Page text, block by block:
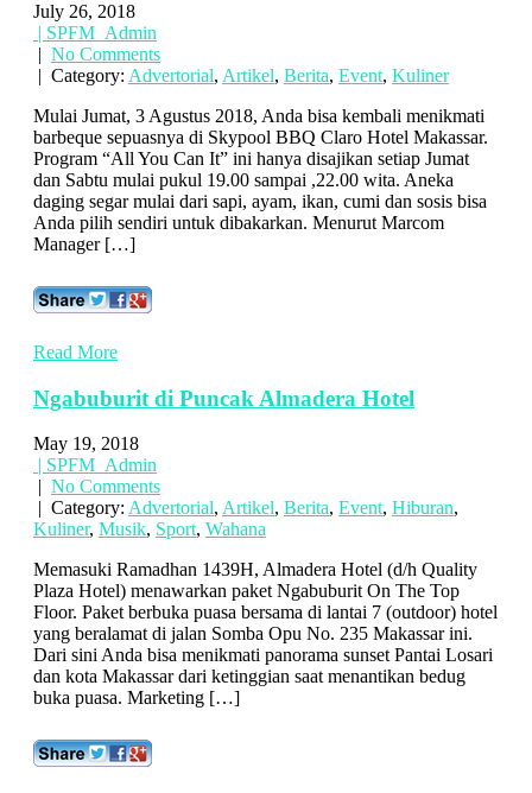
July 26, 2018
| SPFM_Admin
| No Comments
| Category: Advertorial, Artikel, Berita, Event, Kuliner
Mulai Jumat, 3 Agustus 2018, Anda bisa kembali menikmati
barbeque sepuasnya di Skypool BBQ Claro Hotel Makassar.
Program “All You Can It” ini hanya disajikan setiap Jumat
dan Sabtu mulai pukul 19.00 sampai ,22.00 wita. Aneka
daging segar mulai dari sapi, ayam, ikan, cumi dan sosis bisa
Anda pilih sendiri untuk dibakarkan. Menurut Marcom
Manager […]
Read More
Ngabuburit di Puncak Almadera Hotel
May 19, 2018
| SPFM_Admin
No Comments
| Category: Advertorial, Artikel, Berita, Event, Hiburan,
Kuliner, Musik, Sport, Wahana
Memasuki Ramadhan 1439H, Almadera Hotel (d/h Quality
Plaza Hotel) menawarkan paket Ngabuburit On The Top
Floor. Paket berbuka puasa bersama di lantai 7 (outdoor) hotel
yang beralamat di jalan Somba Opu No. 235 Makassar ini.
Dari sini Anda bisa menikmati panorama sunset Pantai Losari
dan kota Makassar dari ketinggian saat menantikan bedug
buka puasa. Marketing […]